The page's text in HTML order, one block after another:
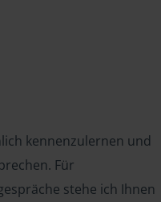
kennenzulernen und
Für
stehe ich Ihnen